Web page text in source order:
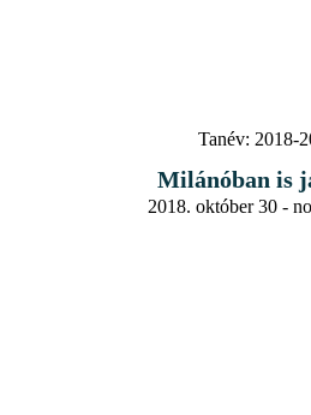
Tanév: 2018-
Milánóban is
2018. október 30 -